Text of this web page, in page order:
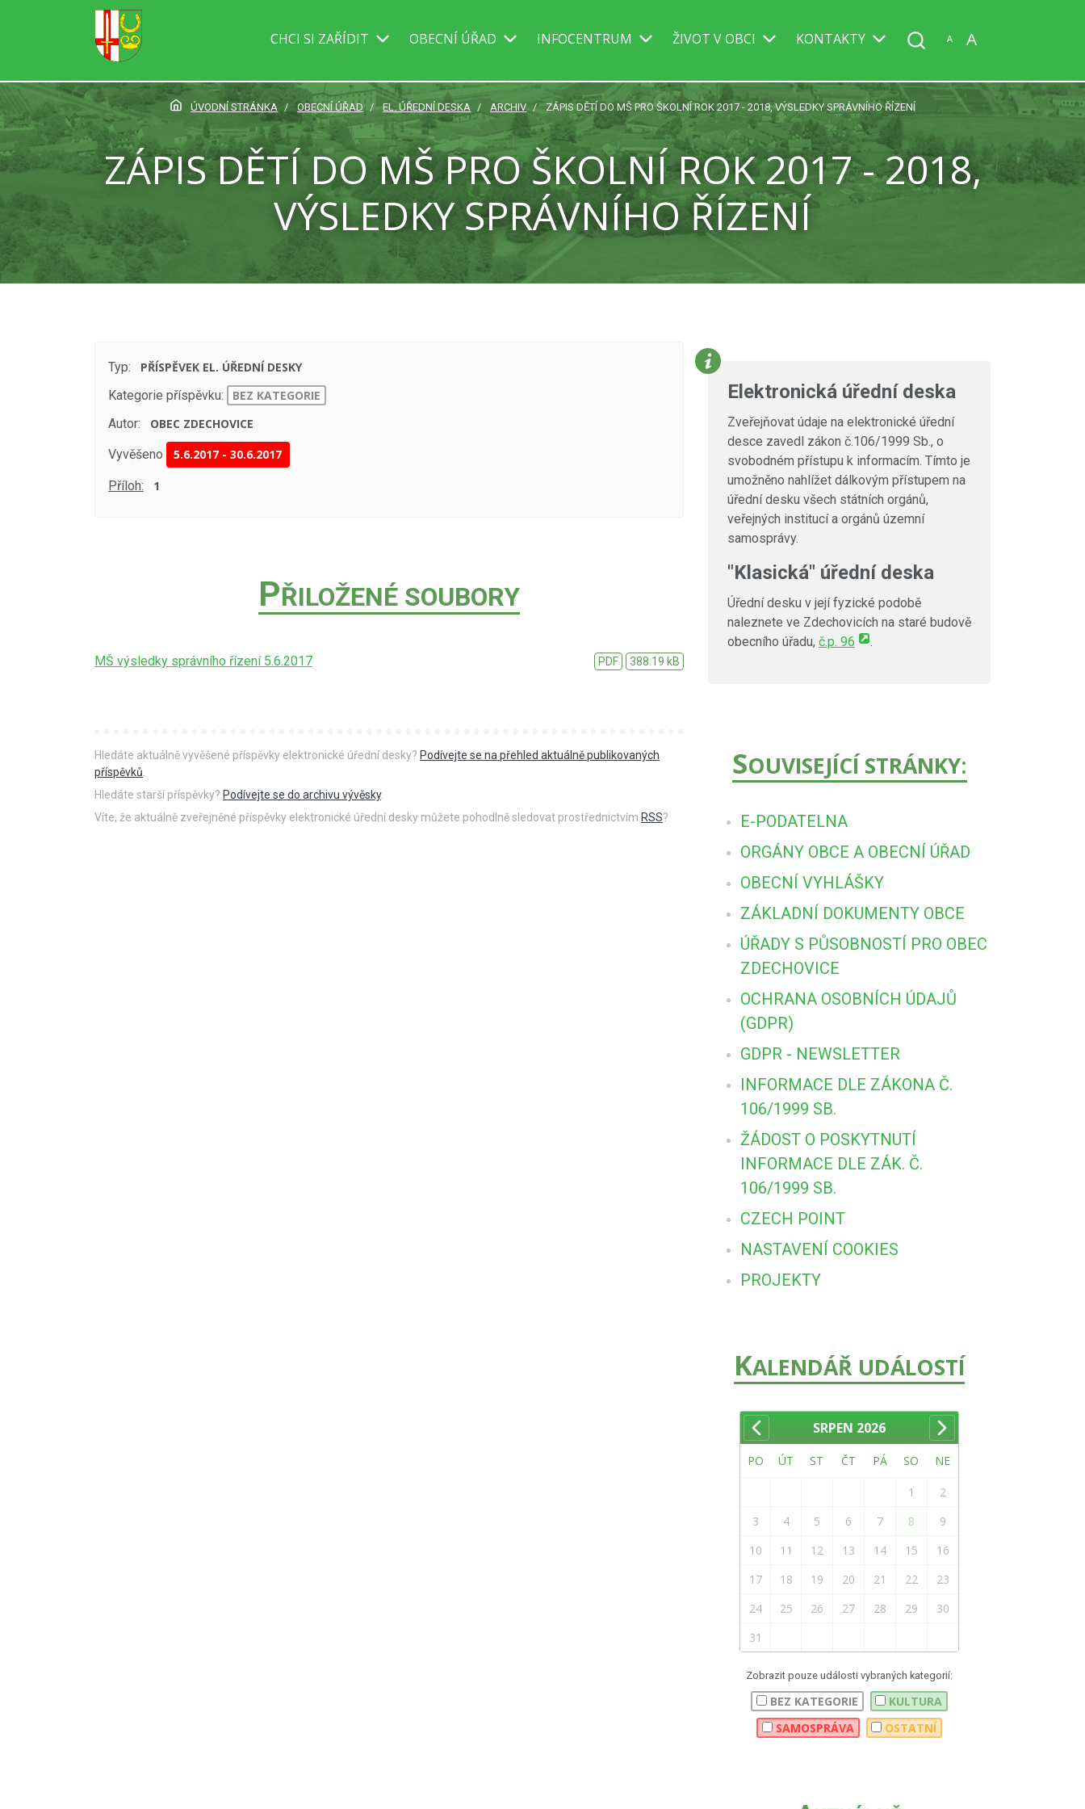
CHCI SI ZAŘÍDIT OBECNÍ ÚŘAD INFOCENTRUM ŽIVOT V OBCI KONTAKTY A A
ÚVODNÍ STRÁNKA OBECNÍ ÚŘAD EL. ÚŘEDNÍ DESKA ARCHIV ZÁPIS DĚTÍ DO MŠ PRO ŠKOLNÍ ROK 2017 - 2018, VÝSLEDKY SPRÁVNÍHO ŘÍZENÍ
ZÁPIS DĚTÍ DO MŠ PRO ŠKOLNÍ ROK 2017 - 2018,
VÝSLEDKY SPRÁVNÍHO ŘÍZENÍ
Typ:
PŘÍSPĚVEK EL. ÚŘEDNÍ DESKY
Kategorie příspěvku:
BEZ KATEGORIE
Autor:
OBEC ZDECHOVICE
Vyvěšeno 5.6.2017 -30.6.2017
Příloh: 1
PŘILOŽENÉ SOUBORY
MŠ výsledky správního řízení 5.6.2017 PDF 388.19 kB
Hledáte aktuálně vyvěšené příspěvky elektronické úřední desky? Podívejte se na přehled aktuálně publikovaných
příspěvků
Hledáte starší příspěvky? Podívejte se do archivu vývěsky.
Víte, že aktuálně zveřejněné příspěvky elektronické úřední desky můžete pohodlně sledovat prostřednictvím RSS?
Elektronická úřední deska
Zveřejňovat údaje na elektronické úřední
desce zavedl zákon č.106/1999 Sb., o
svobodném přístupu k informacím. Tímto je
umožněno nahlížet dálkovým přístupem na
úřední desku všech státních orgánů,
veřejných institucí a orgánů územní
samosprávy.
"Klasická" úřední deska
Úřední desku v její fyzické podobě
naleznete ve Zdechovicích na staré budově
obecního úřadu, č.p. 96 .
SOUVISEJÍCÍ STRÁNKY:
E-PODATELNA
ORGÁNY OBCE A OBECNÍ ÚŘAD
OBECNÍ VYHLÁŠKY
ZÁKLADNÍ DOKUMENTY OBCE
ÚŘADY S PŮSOBNOSTÍ PRO OBEC
ZDECHOVICE
OCHRANA OSOBNÍCH ÚDAJŮ
(GDPR)
GDPR - NEWSLETTER
INFORMACE DLE ZÁKONA Č.
106/1999 SB.
ŽÁDOST O POSKYTNUTÍ
INFORMACE DLE ZÁK. Č.
106/1999 SB.
CZECH POINT
NASTAVENÍ COOKIES
PROJEKTY
KALENDÁŘ UDÁLOSTÍ
SRPEN 2026
PO ÚT ST ČT PÁ SO NE
1
2
3
4 5 6 7 8
9
10
11 12 13 14 15
16
17
18 19 20 21 22
23
24
25 26 27 28 29
30
31
Zobrazit pouze události vybraných kategorií:
BEZ KATEGORIE
KULTURA
SAMOSPRÁVA
OSTATNÍ